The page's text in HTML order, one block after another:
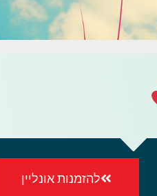
להזמנות אונליין